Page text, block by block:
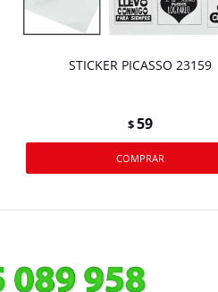
STICKER PICASSO 23159
$59